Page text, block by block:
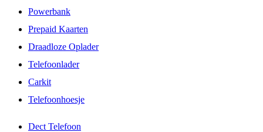
Powerbank
Prepaid Kaarten
Draadloze Oplader
Telefoonlader
Carkit
Telefoonhoesje
Dect Telefoon